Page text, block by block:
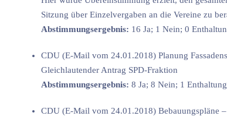
Sitzung über Einzelvergaben an die Vereine zu
Abstimmungsergebnis: 16 Ja; 1 Nein; 0
CDU (E-Mail vom 24.01.2018) Planung
Gleichlautender Antrag SPD-Fraktion
Abstimmungsergebnis: 8 Ja; 8 Nein; 1
CDU (E-Mail vom 24.01.2018) Bebauungspläne